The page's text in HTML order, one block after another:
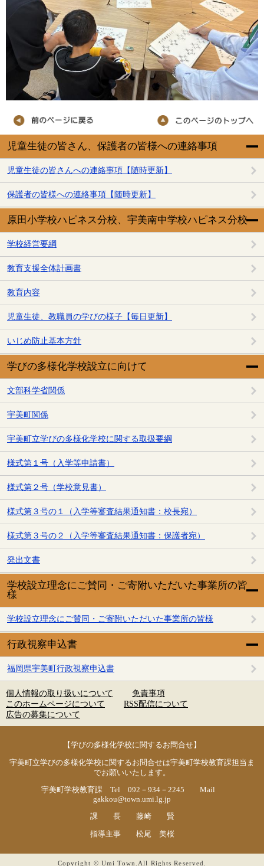
児童生徒の皆さん、保護者の皆様への連絡事項
児童生徒の皆さんへの連絡事項【随時更新】
保護者の皆様への連絡事項【随時更新】
原田小学校ハピネス分校、宇美南中学校ハピネス分校
学校経営要綱
教育支援全体計画書
教育内容
児童生徒、教職員の学びの様子【毎日更新】
いじめ防止基本方針
学びの多様化学校設立に向けて
文部科学省関係
宇美町関係
宇美町立学びの多様化学校に関する取扱要綱
様式第１号（入学等申請書）
様式第２号（学校意見書）
様式第３号の１（入学等審査結果通知書：校長宛）
様式第３号の２（入学等審査結果通知書：保護者宛）
発出文書
学校設立理念にご賛同・ご寄附いただいた事業所の皆
様
学校設立理念にご賛同・ご寄附いただいた事業所の皆様
行政視察申込書
福岡県宇美町行政視察申込書
個人情報の取り扱いについて
免責事項
このホームページについて
RSS配信について
広告の募集について
【学びの多様化学校に関するお問合せ】
宇美町立学びの多様化学校に関するお問合せは宇美町学校教育課担当ま
でお願いいたします。
宇美町学校教育課 Tel 092－934－2245 Mail
gakkou@town.umi.lg.jp
課 長 藤崎 賢
指導主事 松尾 美桜
Copyright © Umi Town.All Rights Reserved.